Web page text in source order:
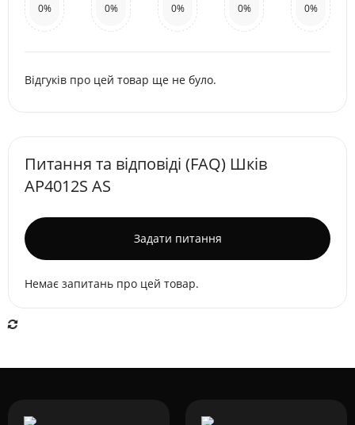
0% 0% 0% 0% 0%
Відгуків про цей товар ще не було.
Питання та відповіді (FAQ) Шків
AP4012S AS
Задати питання
Немає запитань про цей товар.